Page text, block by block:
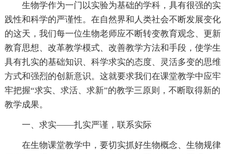
生物学作为一门以实验为基础的学科，具有很强的实
践性和科学的严谨性。在自然界和人类社会不断发展变化
的这天，我们每一位生物老师应不断转变教育观念、更新
教育思想、改革教学模式、改善教学方法和手段，使学生
具有扎实的基础知识、科学求实的态度、灵活多变的思维
方式和强烈的创新意识。这就要求我们在课堂教学中应牢
牢把握“求实、求活、求新”的教学三原则，不断取得新的
教学成果。
一、求实——扎实严谨，联系实际
在生物课堂教学中，要切实抓好生物概念、生物规律